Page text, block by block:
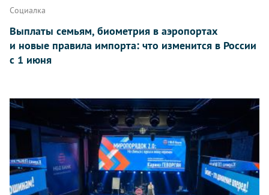
Социалка
Выплаты семьям, биометрия в аэропортах
и новые правила импорта: что изменится в России
с 1 июня